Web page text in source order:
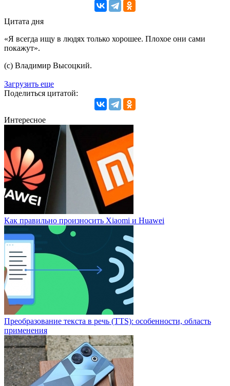
Цитата дня
«Я всегда ищу в людях только хорошее. Плохое они сами
покажут».
(с) Владимир Высоцкий.
Загрузить еще
Поделиться цитатой:
Интересное
Как правильно произносить Xiaomi и Huawei
Преобразование текста в речь (TTS): особенности, область
применения